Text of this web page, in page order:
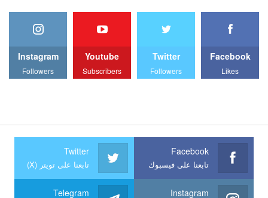
Facebook
Likes
Twitter
Followers
Youtube
Subscribers
Instagram
Followers
Facebook
تابعنا على فيسبوك
Twitter
تابعنا على تويتر (X)
Instagram
Telegram